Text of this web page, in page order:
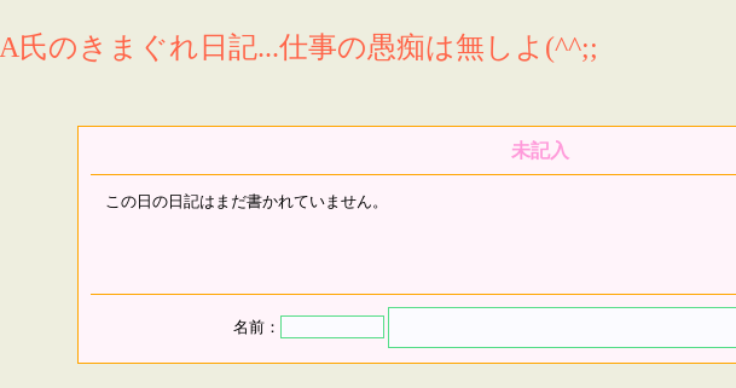
A氏のきまぐれ日記...仕事の愚痴は無しよ(^^;;
未記入
この日の日記はまだ書かれていません。
名前：